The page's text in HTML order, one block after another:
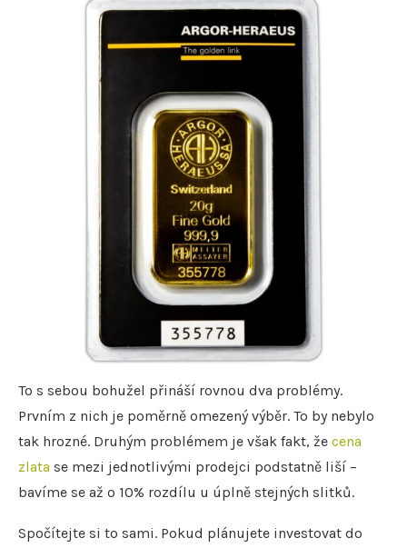
To s sebou bohužel přináší rovnou dva problémy.
Prvním z nich je poměrně omezený výběr. To by nebylo
tak hrozné. Druhým problémem je však fakt, že cena
zlata se mezi jednotlivými prodejci podstatně liší –
bavíme se až o 10% rozdílu u úplně stejných slitků.
Spočítejte si to sami. Pokud plánujete investovat do